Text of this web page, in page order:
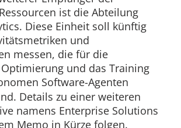
ist die Abteilung
Diese Einheit soll künftig
und
messen, die für die
und das Training
Software-Agenten
Details zu einer weiteren
namens Enterprise Solutions
Memo in Kürze folgen.